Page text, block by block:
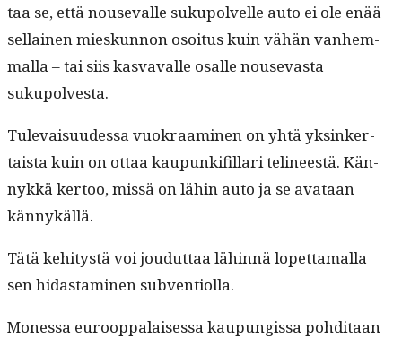
taa se, että nou­se­valle sukupolvelle auto ei ole enää
sel­l­ainen mieskun­non osoi­tus kuin vähän van­hem­
mal­la – tai siis kas­vavalle osalle nou­sev­as­ta
sukupolvesta.
Tule­vaisu­udessa vuokraami­nen on yhtä yksinker­
taista kuin on ottaa kaupunki­fil­lari telineestä. Kän­
nykkä ker­too, mis­sä on lähin auto ja se avataan
kännykällä.
Tätä kehi­tys­tä voi joudut­taa lähin­nä lopet­ta­mal­la
sen hidas­t­a­mi­nen subventiolla.
Mon­es­sa euroop­palaises­sa kaupungis­sa pohdi­taan